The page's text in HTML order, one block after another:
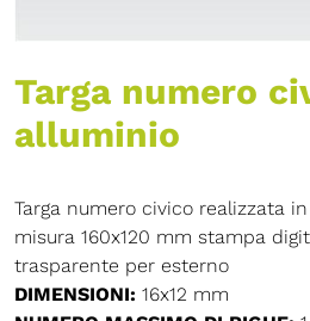
Targa numero
alluminio
Targa numero civico realizzata
misura 160x120 mm stampa
trasparente per esterno
DIMENSIONI: 16x12 mm